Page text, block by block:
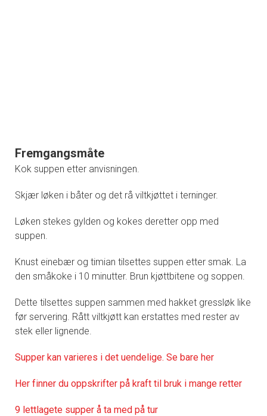
Fremgangsmåte
Kok suppen etter anvisningen.
Skjær løken i båter og det rå viltkjøttet i terninger.
Løken stekes gylden og kokes deretter opp med
suppen.
Knust einebær og timian tilsettes suppen etter smak. La
den småkoke i 10 minutter. Brun kjøttbitene og soppen.
Dette tilsettes suppen sammen med hakket gressløk like
før servering. Rått viltkjøtt kan erstattes med rester av
stek eller lignende.
Supper kan varieres i det uendelige. Se bare her
Her finner du oppskrifter på kraft til bruk i mange retter
9 lettlagete supper å ta med på tur